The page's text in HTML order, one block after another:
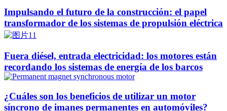
Impulsando el futuro de la construcción: el papel
transformador de los sistemas de propulsión eléctrica
Fuera diésel, entrada electricidad: los motores están
recordando los sistemas de energía de los barcos
¿Cuáles son los beneficios de utilizar un motor
síncrono de imanes permanentes en automóviles?